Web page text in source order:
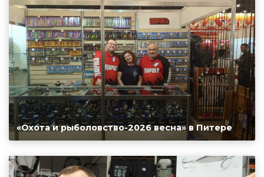
«Охота и рыболовство-2026 весна» в Питере